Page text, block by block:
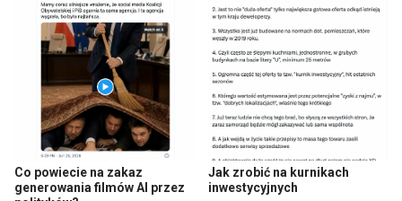
Co powiecie na zakaz
generowania filmów AI przez
Jak zrobić na kurnikach
inwestycyjnych